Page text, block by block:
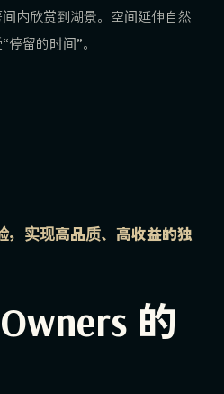
内欣赏到湖景。空间延伸自然
留的时间”。
，实现高品质、高收益的独
的